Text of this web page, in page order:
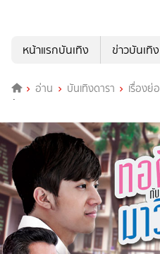
หน้าแรกบันเทิง
ข่าวบันเทิง
อ่าน บันเทิงดารา เรื่องย่อ
กับมาวิน